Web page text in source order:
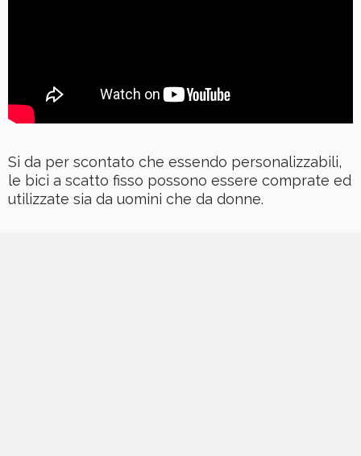
Si da per scontato che essendo personalizzabili,
le bici a scatto fisso possono essere comprate ed
utilizzate sia da uomini che da donne.